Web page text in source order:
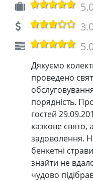
Дякуємо
проведено
порядність.
гостей
казкове свято,
задоволення.
бенкетні
знайти не
чудово